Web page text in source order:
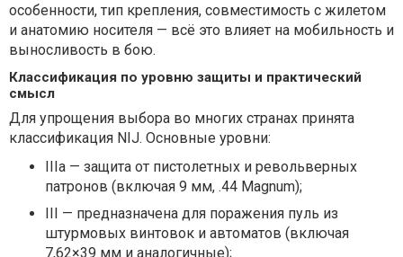
особенности, тип крепления, совместимость с жилетом
и анатомию носителя — всё это влияет на мобильность и
выносливость в бою.
Классификация по уровню защиты и практический
смысл
Для упрощения выбора во многих странах принята
классификация NIJ. Основные уровни:
IIIа — защита от пистолетных и револьверных
патронов (включая 9 мм, .44 Magnum);
III — предназначена для поражения пуль из
штурмовых винтовок и автоматов (включая
7,62×39 мм и аналогичные);